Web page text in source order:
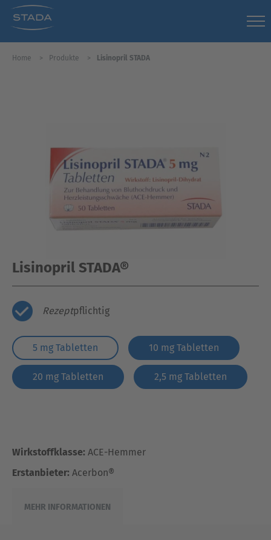
Home Produkte Lisinopril STADA
Lisinopril STADA®
Rezeptpflichtig
5 mg Tabletten 10 mg Tabletten
20 mg Tabletten 2,5 mg Tabletten
Wirkstoffklasse: ACE-Hemmer
Erstanbieter: Acerbon®
MEHR INFORMATIONEN